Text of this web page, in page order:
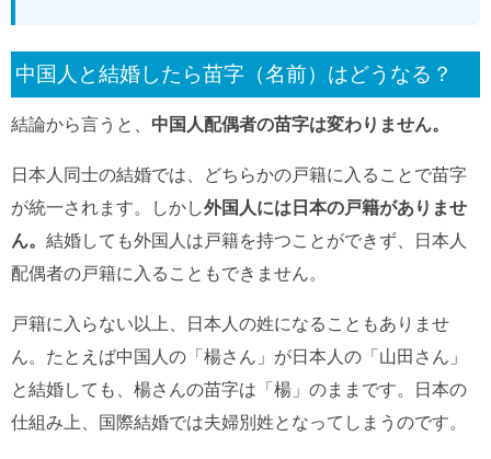
中国人と結婚したら苗字（名前）はどうなる？
結論から言うと、 中国人配偶者の苗字は変わりません。
日本人同士の結婚では、どちらかの戸籍に入ることで苗字
が統一されます。しかし外国人には日本の戸籍がありませ
ん。 結婚しても外国人は戸籍を持つことができず、日本人
配偶者の戸籍に入ることもできません。
戸籍に入らない以上、日本人の姓になることもありませ
ん。たとえば中国人の「楊さん」が日本人の「山田さん」
と結婚しても、楊さんの苗字は「楊」のままです。日本の
仕組み上、国際結婚では夫婦別姓となってしまうのです。